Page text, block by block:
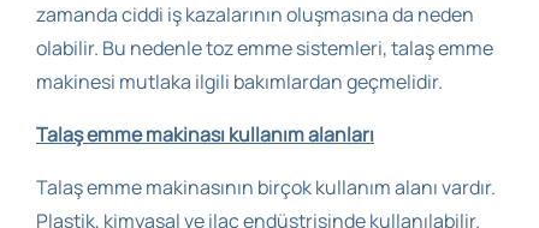
zamanda ciddi iş kazalarının oluşmasına da neden
olabilir. Bu nedenle toz emme sistemleri, talaş emme
makinesi mutlaka ilgili bakımlardan geçmelidir.
Talaş emme makinası kullanım alanları
Talaş emme makinasının birçok kullanım alanı vardır.
Plastik, kimyasal ve ilaç endüstrisinde kullanılabilir.